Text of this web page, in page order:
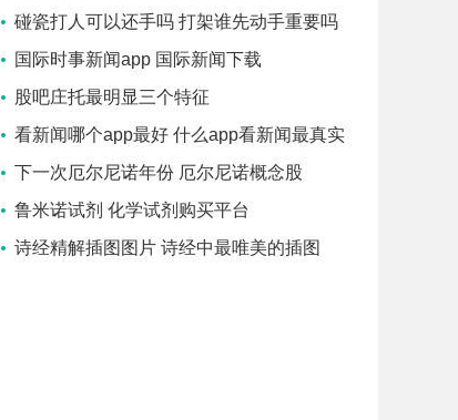
碰瓷打人可以还手吗 打架谁先动手重要吗
国际时事新闻app 国际新闻下载
股吧庄托最明显三个特征
看新闻哪个app最好 什么app看新闻最真实
可靠
下一次厄尔尼诺年份 厄尔尼诺概念股
鲁米诺试剂 化学试剂购买平台
诗经精解插图图片 诗经中最唯美的插图